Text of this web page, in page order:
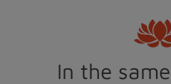
In the